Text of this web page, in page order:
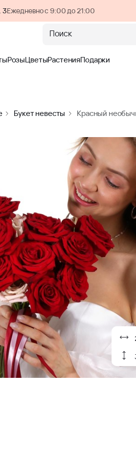
3Ежедневно с 9:00 до 21:00
Поиск
РозыЦветыРастенияПодарки
Букет невесты Красный